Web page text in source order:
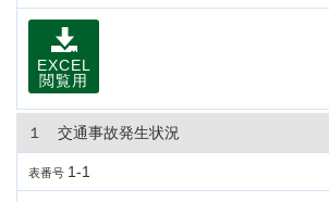
EXCEL
閲覧用
１ 交通事故発生状況
表番号 1-1